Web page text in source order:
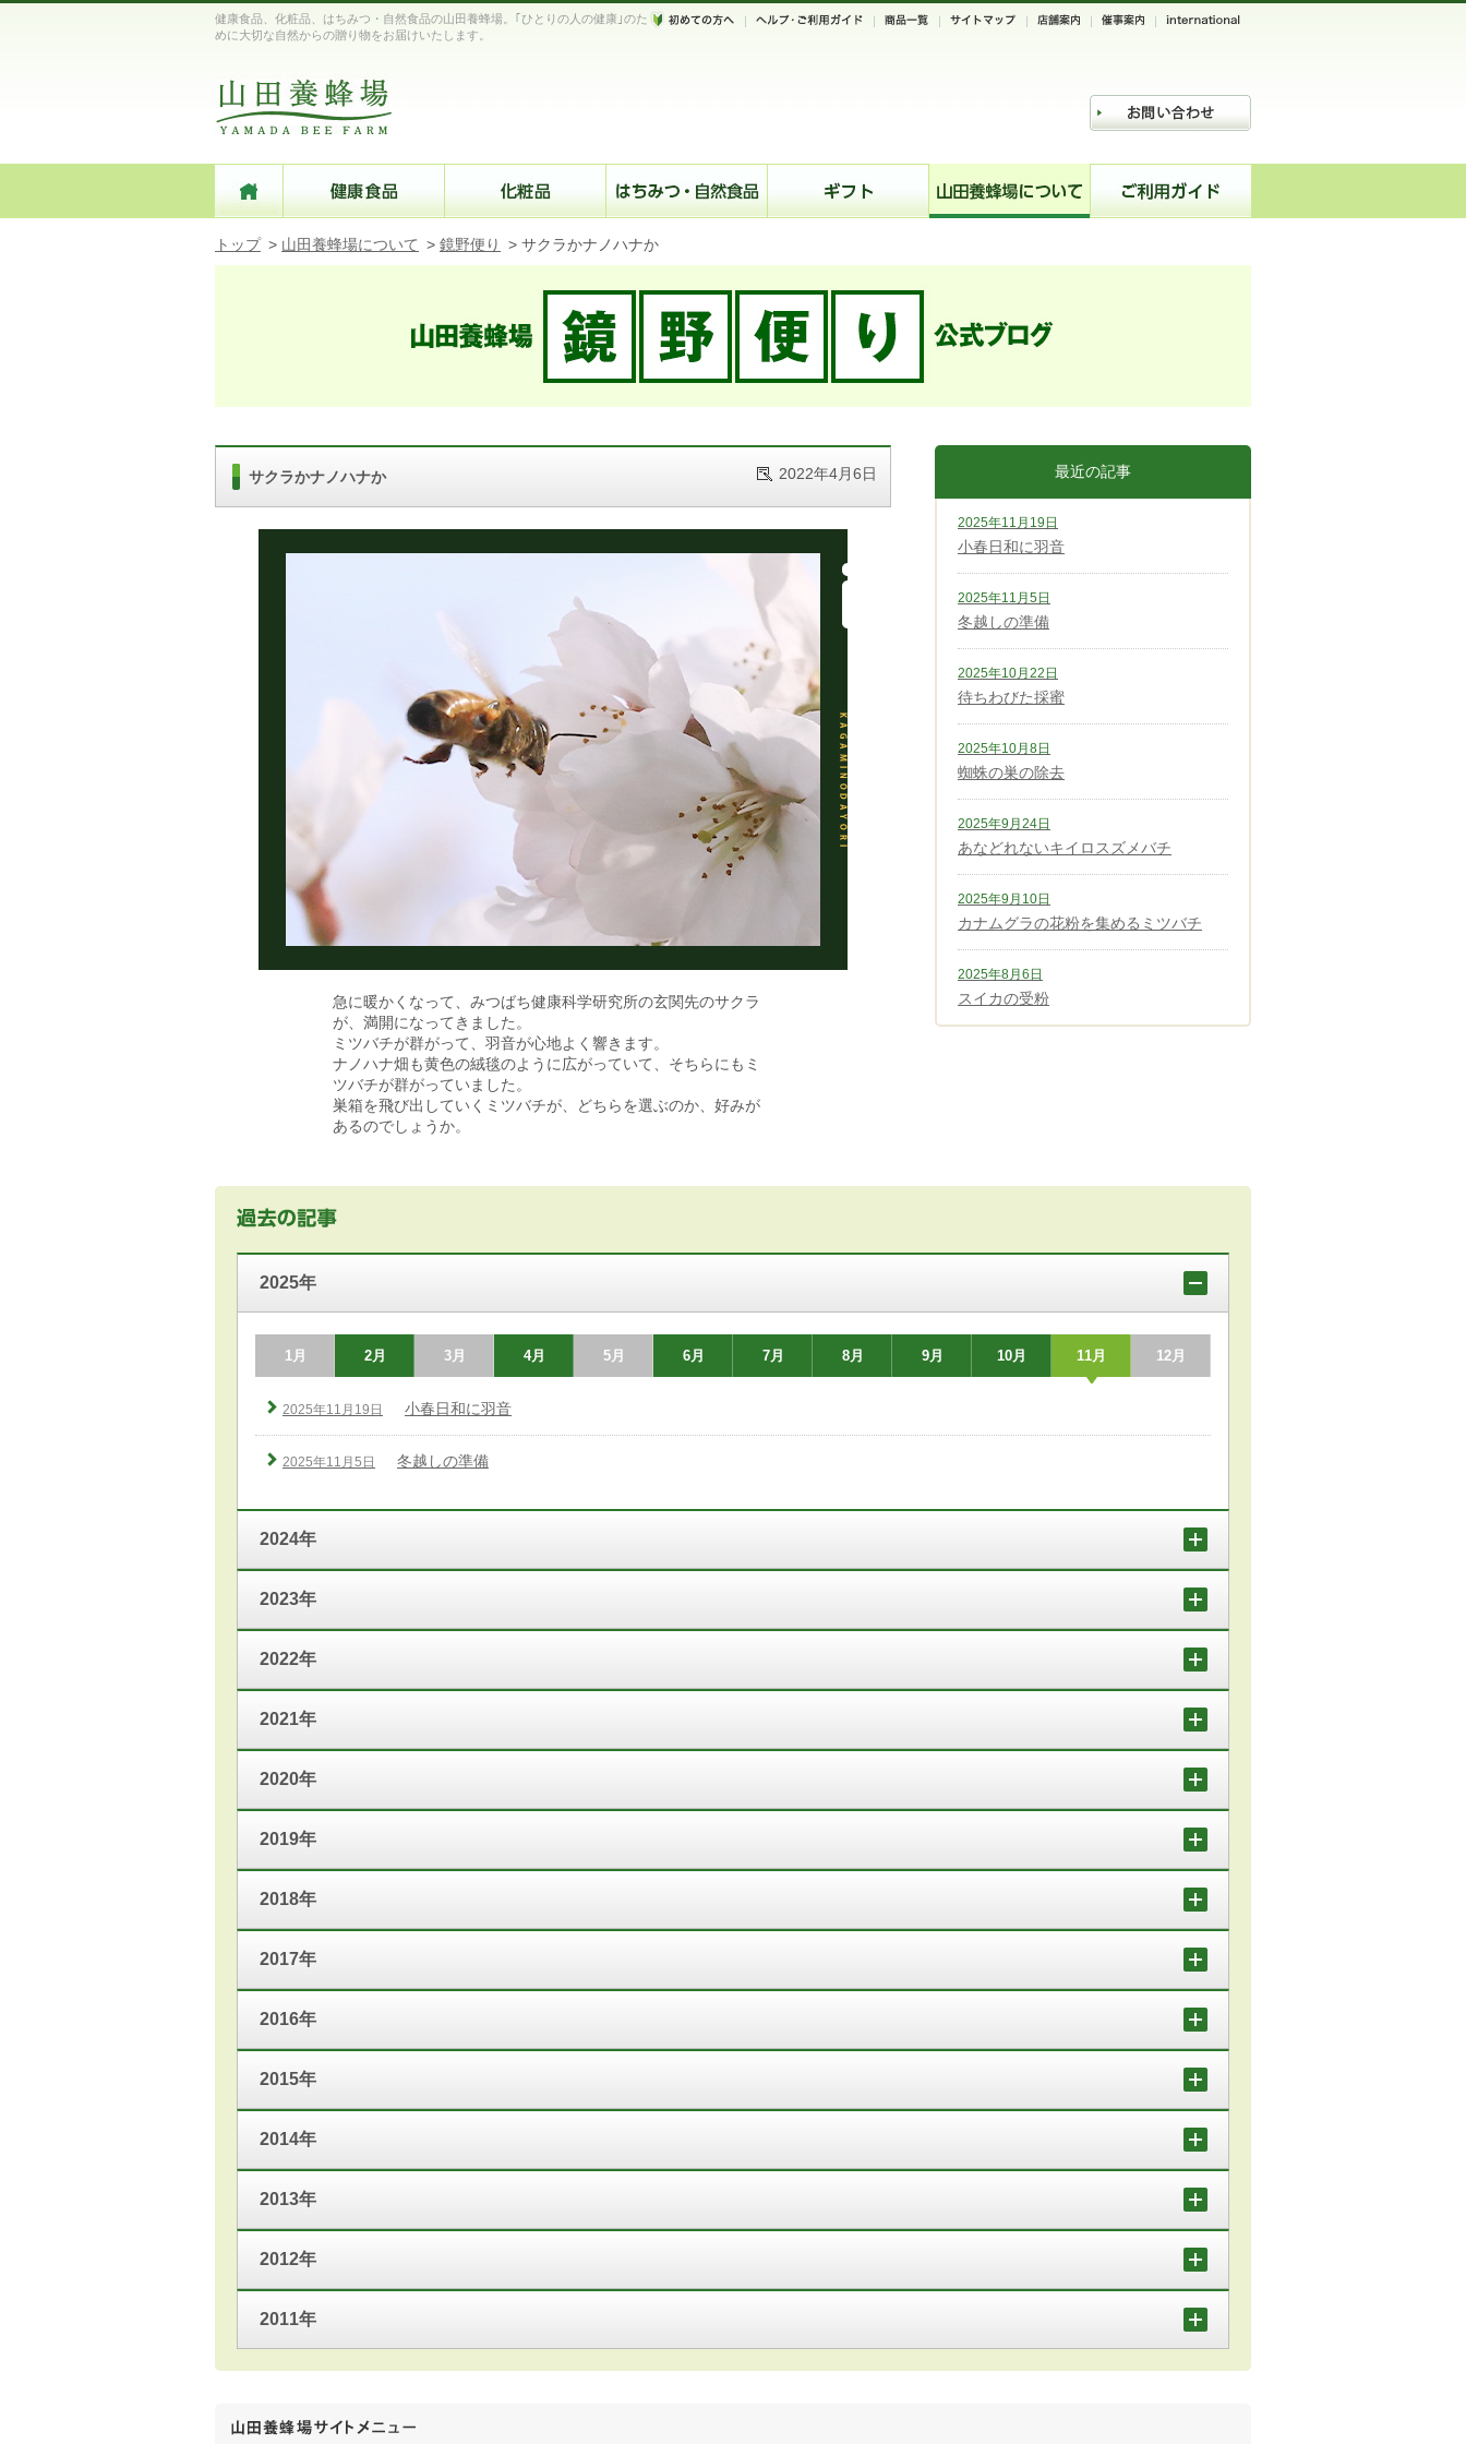
健康食品、化粧品、はちみつ・自然食品の山田養蜂場。｢ひとりの人の健康｣のた
めに大切な自然からの贈り物をお届けいたします。
トップ > 山田養蜂場について > 鏡野便り > サクラかナノハナか
サクラかナノハナか 2022年4月6日
急に暖かくなって、みつばち健康科学研究所の玄関先のサクラ
が、満開になってきました。
ミツバチが群がって、羽音が心地よく響きます。
ナノハナ畑も黄色の絨毯のように広がっていて、そちらにもミ
ツバチが群がっていました。
巣箱を飛び出していくミツバチが、どちらを選ぶのか、好みが
あるのでしょうか。
最近の記事
2025年11月19日
小春日和に羽音
2025年11月5日
冬越しの準備
2025年10月22日
待ちわびた採蜜
2025年10月8日
蜘蛛の巣の除去
2025年9月24日
あなどれないキイロスズメバチ
2025年9月10日
カナムグラの花粉を集めるミツバチ
2025年8月6日
スイカの受粉
2025年
1月 2月 3月 4月 5月 6月 7月 8月 9月 10月 11月 12月
2025年11月19日 小春日和に羽音
2025年11月5日 冬越しの準備
2024年
2023年
2022年
2021年
2020年
2019年
2018年
2017年
2016年
2015年
2014年
2013年
2012年
2011年